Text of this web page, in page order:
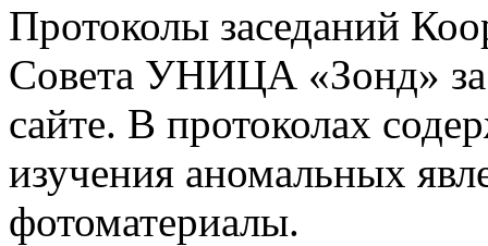
Протоколы заседаний
Совета УНИЦА «Зонд»
сайте. В протоколах
изучения аномальных
фотоматериалы.